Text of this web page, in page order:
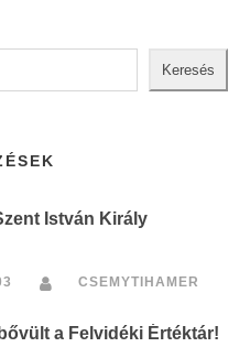
Keresés
István Király
CSEMYTIHAMER
a Felvidéki Értéktár!